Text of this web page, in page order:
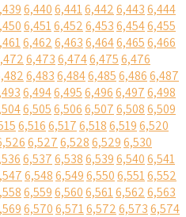
6,4406,4416,4426,4436,444
6,4516,4526,4536,4546,455
6,4626,4636,4646,4656,466
6,4736,4746,4756,476
6,4836,4846,4856,4866,487
6,4946,4956,4966,4976,498
6,5056,5066,5076,5086,509
6,5166,5176,5186,5196,520
6,5276,5286,5296,530
6,5376,5386,5396,5406,541
6,5486,5496,5506,5516,552
6,5596,5606,5616,5626,563
6,5706,5716,5726,5736,574